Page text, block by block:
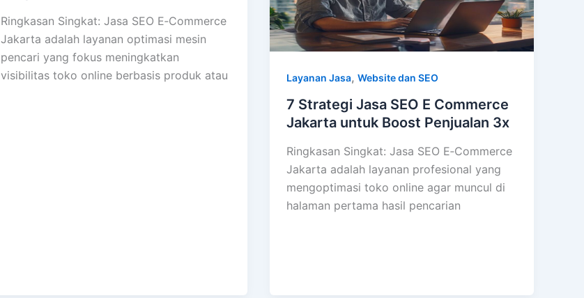
Ringkasan Singkat: Jasa SEO E‑Commerce
Jakarta adalah layanan optimasi mesin
pencari yang fokus meningkatkan
visibilitas toko online berbasis produk atau
Layanan Jasa,Website dan SEO
7 Strategi Jasa SEO E Commerce
Jakarta untuk Boost Penjualan 3x
Ringkasan Singkat: Jasa SEO E‑Commerce
Jakarta adalah layanan profesional yang
mengoptimasi toko online agar muncul di
halaman pertama hasil pencarian